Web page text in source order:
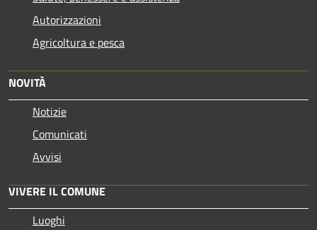
Autorizzazioni
Agricoltura e pesca
NOVITÀ
Notizie
Comunicati
Avvisi
VIVERE IL COMUNE
Luoghi